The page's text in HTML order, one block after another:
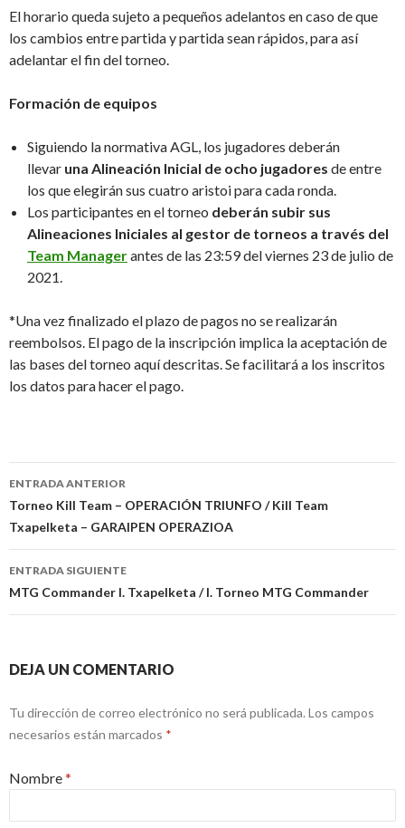
El horario queda sujeto a pequeños adelantos en caso de que
los cambios entre partida y partida sean rápidos, para así
adelantar el fin del torneo.
Formación de equipos
Siguiendo la normativa AGL, los jugadores deberán
llevar una Alineación Inicial de ocho jugadores de entre
los que elegirán sus cuatro aristoi para cada ronda.
Los participantes en el torneo deberán subir sus
Alineaciones Iniciales al gestor de torneos a través del
Team Managerantes de las 23:59 del viernes 23 de julio de
2021.
*Una vez finalizado el plazo de pagos no se realizarán
reembolsos. El pago de la inscripción implica la aceptación de
las bases del torneo aquí descritas. Se facilitará a los inscritos
los datos para hacer el pago.
Ir a la entrada
ENTRADA ANTERIOR
Torneo Kill Team – OPERACIÓN TRIUNFO / Kill Team
Txapelketa – GARAIPEN OPERAZIOA
ENTRADA SIGUIENTE
MTG Commander I. Txapelketa / I. Torneo MTG Commander
DEJA UN COMENTARIO
Tu dirección de correo electrónico no será publicada. Los campos
necesarios están marcados *
Nombre*